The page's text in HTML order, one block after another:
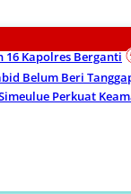
16 Kapolres Berganti
Belum Beri
Perkuat